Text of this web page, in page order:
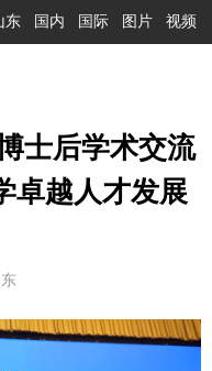
东 国内 国际 图片 视频
士后学术交流
卓越人才发展